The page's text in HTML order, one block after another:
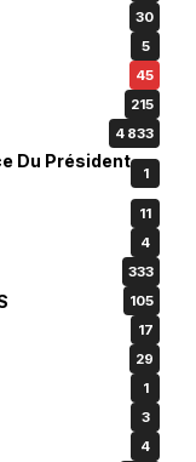
30
5
45
215
4 833
Du Président
1
11
4
333
105
17
29
1
3
4